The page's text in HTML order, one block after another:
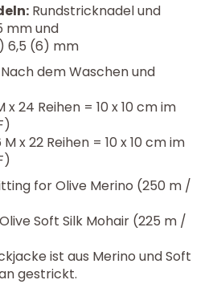
: Rundstricknadel und
mm und
6,5 (6) mm
Nach dem Waschen und
x 24 Reihen = 10 x 10 cm im
x 22 Reihen = 10 x 10 cm im
for Olive Merino (250 m /
Soft Silk Mohair (225 m /
ist aus Merino und Soft
gestrickt.